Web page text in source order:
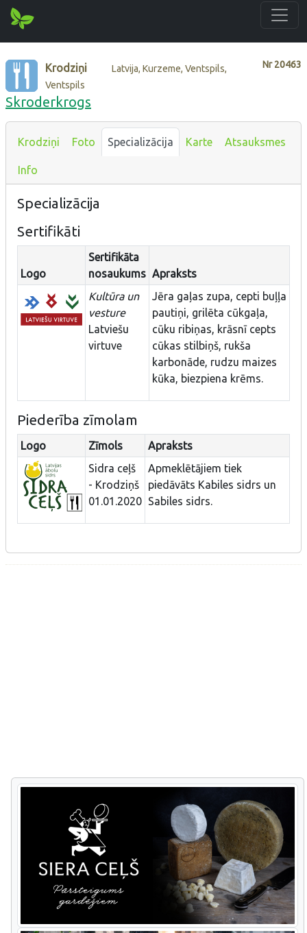
Nr20463
Krodziņi
Latvija, Kurzeme, Ventspils,
Ventspils
Skroderkrogs
Krodziņi Foto Specializācija Karte Atsauksmes
Info
Specializācija
Sertifikāti
Logo
Sertifikāta
nosaukums Apraksts
Kultūra un
vesture
Latviešu
virtuve
Jēra gaļas zupa, cepti buļļa
pautiņi, grilēta cūkgaļa,
cūku ribiņas, krāsnī cepts
cūkas stilbiņš, rukša
karbonāde, rudzu maizes
kūka, biezpiena krēms.
Piederība zīmolam
Logo Zīmols
Apraksts
Sidra ceļš
- Krodziņš
01.01.2020
Apmeklētājiem tiek
piedāvāts Kabiles sidrs un
Sabiles sidrs.